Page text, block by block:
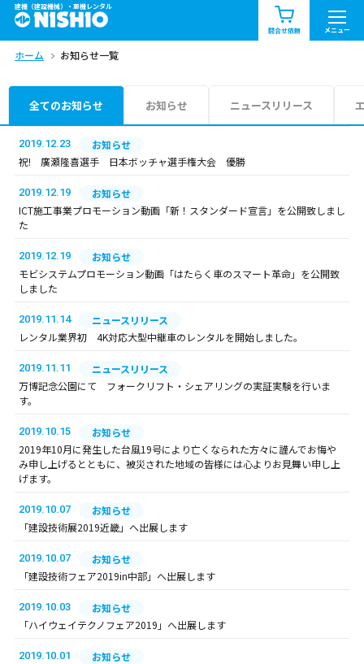
建機（建設機械）・重機レンタル
問合せ依頼 メニュー
商品一覧 お知らせ一覧
問合せ依頼リスト
エリア情報を見る
ホーム お知らせ一覧
全てのお知らせ お知らせ ニュースリリース
2019.12.23
お知らせ
祝! 廣瀬隆喜選手 日本ボッチャ選手権大会 優勝
2019.12.19
お知らせ
ICT施工事業プロモーション動画「新！スタンダード宣言」を公開致しまし
た
2019.12.19
お知らせ
モビシステムプロモーション動画「はたらく車のスマート革命」を公開致
しました
2019.11.14
ニュースリリース
レンタル業界初 4K対応大型中継車のレンタルを開始しました。
2019.11.11
ニュースリリース
万博記念公園にて フォークリフト・シェアリングの実証実験を行いま
す。
2019.10.15
お知らせ
2019年10月に発生した台風19号により亡くなられた方々に謹んでお悔や
み申し上げるとともに、被災された地域の皆様には心よりお見舞い申し上
げます。
2019.10.07
お知らせ
「建設技術展2019近畿」へ出展します
2019.10.07
お知らせ
「建設技術フェア2019in中部」へ出展します
2019.10.03
お知らせ
「ハイウェイテクノフェア2019」へ出展します
2019.10.01
お知らせ